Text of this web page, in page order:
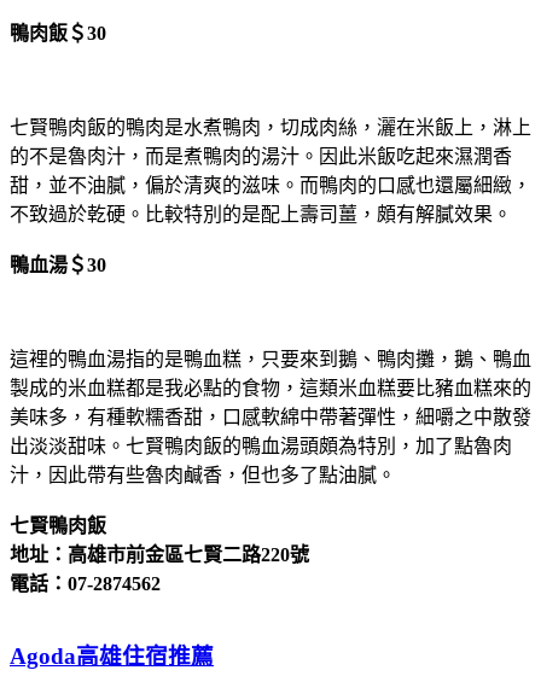
鴨肉飯＄30
七賢鴨肉飯的鴨肉是水煮鴨肉，切成肉絲，灑在米飯上，淋上
的不是魯肉汁，而是煮鴨肉的湯汁。因此米飯吃起來濕潤香
甜，並不油膩，偏於清爽的滋味。而鴨肉的口感也還屬細緻，
不致過於乾硬。比較特別的是配上壽司薑，頗有解膩效果。
鴨血湯＄30
這裡的鴨血湯指的是鴨血糕，只要來到鵝、鴨肉攤，鵝、鴨血
製成的米血糕都是我必點的食物，這類米血糕要比豬血糕來的
美味多，有種軟糯香甜，口感軟綿中帶著彈性，細嚼之中散發
出淡淡甜味。七賢鴨肉飯的鴨血湯頭頗為特別，加了點魯肉
汁，因此帶有些魯肉鹹香，但也多了點油膩。
七賢鴨肉飯
地址：高雄市前金區七賢二路220號
電話：07-2874562
Agoda高雄住宿推薦